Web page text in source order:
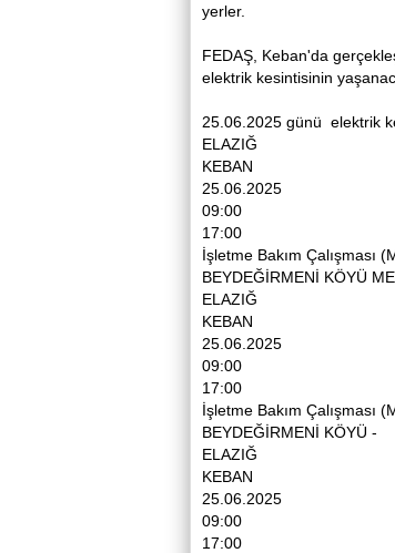
yerler.
FEDAŞ, Keban'da
elektrik kesintisinin
25.06.2025 günü elektrik
ELAZIĞ
KEBAN
25.06.2025
09:00
17:00
İşletme Bakım Çalışması
BEYDEĞİRMENİ KÖYÜ
ELAZIĞ
KEBAN
25.06.2025
09:00
17:00
İşletme Bakım Çalışması
BEYDEĞİRMENİ KÖYÜ -
ELAZIĞ
KEBAN
25.06.2025
09:00
17:00